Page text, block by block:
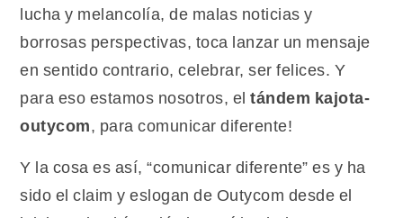
lucha y melancolía, de malas noticias y
borrosas perspectivas, toca lanzar un mensaje
en sentido contrario, celebrar, ser felices. Y
para eso estamos nosotros, el tándem kajota-
outycom, para comunicar diferente!
Y la cosa es así, “comunicar diferente” es y ha
sido el claim y eslogan de Outycom desde el